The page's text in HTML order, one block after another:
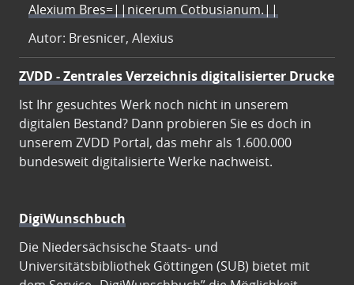
Alexium Bres=||nicerum Cotbusianum.||
Autor: Bresnicer, Alexius
ZVDD - Zentrales Verzeichnis digitalisierter Drucke
Ist Ihr gesuchtes Werk noch nicht in unserem
digitalen Bestand? Dann probieren Sie es doch in
unserem ZVDD Portal, das mehr als 1.600.000
bundesweit digitalisierte Werke nachweist.
DigiWunschbuch
Die Niedersächsische Staats- und
Universitätsbibliothek Göttingen (SUB) bietet mit